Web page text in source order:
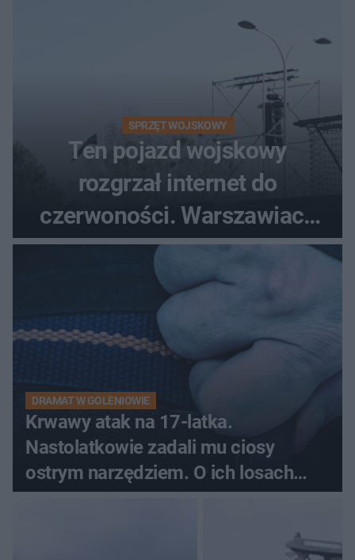
SPRZĘT WOJSKOWY
Ten pojazd wojskowy
rozgrzał internet do
czerwoności. Warszawiacy
pytali, czy to Mad Max!
DRAMAT W GOLENIOWIE
Krwawy atak na 17-latka.
Nastolatkowie zadali mu ciosy
ostrym narzędziem. O ich losach
zdecyduje sąd rodzinny